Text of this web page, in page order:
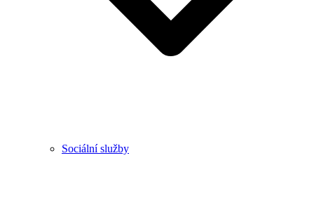
Sociální služby